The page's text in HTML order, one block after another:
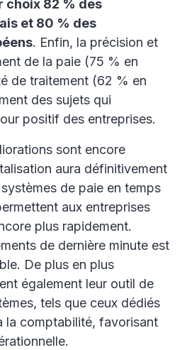
choix 82 % des
et 80 % des
. Enfin, la précision et
de la paie (75 % en
de traitement (62 % en
des sujets qui
positif des entreprises.
sont encore
aura définitivement
de paie en temps
aux entreprises
plus rapidement.
de dernière minute est
De plus en plus
également leur outil de
tels que ceux dédiés
la comptabilité, favorisant